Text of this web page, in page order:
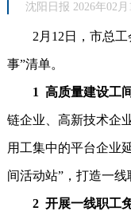
沈阳日报 2026年02月
2月12日，市总工
事”清单。
1 高质量建设工
链企业、高新技术企
用工集中的平台企业
间活动站”，打造一线
2 开展一线职工